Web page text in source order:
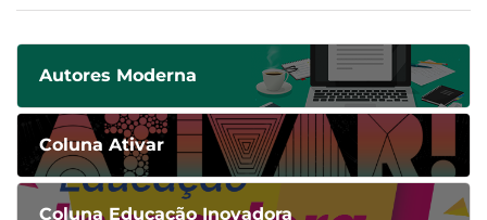
Autores Moderna
Coluna Ativar
Coluna Educação Inovadora